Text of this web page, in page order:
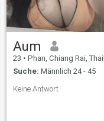
Aum
23 • Phan, Chiang Rai, Thailand
Suche: Männlich 24 - 45
Keine Antwort